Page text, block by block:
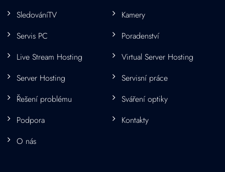
SledováníTV
Kamery
Servis PC
Poradenství
Live Stream Hosting
Virtual Server Hosting
Server Hosting
Servisní práce
Řešení problému
Sváření optiky
Podpora
Kontakty
O nás